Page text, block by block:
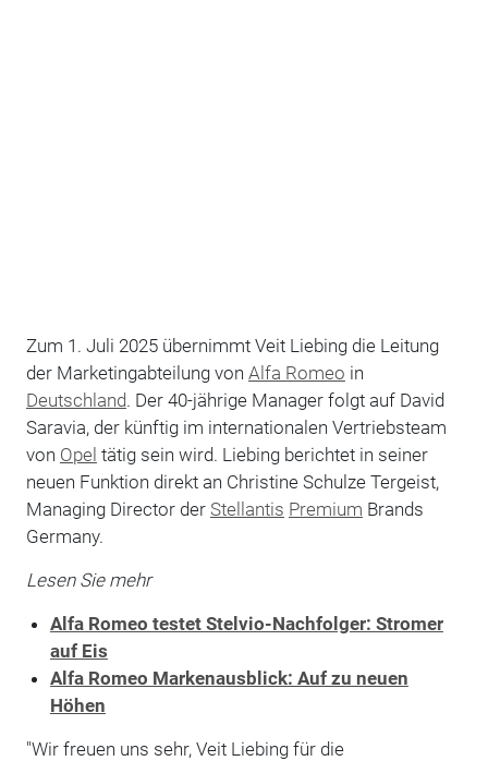
Zum 1. Juli 2025 übernimmt Veit Liebing die Leitung
der Marketingabteilung von Alfa Romeo in
Deutschland. Der 40-jährige Manager folgt auf David
Saravia, der künftig im internationalen Vertriebsteam
von Opel tätig sein wird. Liebing berichtet in seiner
neuen Funktion direkt an Christine Schulze Tergeist,
Managing Director der Stellantis Premium Brands
Germany.
Lesen Sie mehr
Alfa Romeo testet Stelvio-Nachfolger: Stromer
auf Eis
Alfa Romeo Markenausblick: Auf zu neuen
Höhen
"Wir freuen uns sehr, Veit Liebing für die